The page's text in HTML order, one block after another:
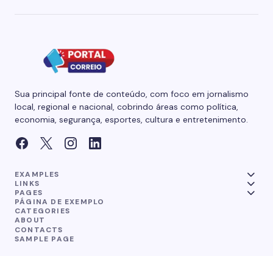
Sua principal fonte de conteúdo, com foco em jornalismo
local, regional e nacional, cobrindo áreas como política,
economia, segurança, esportes, cultura e entretenimento.
EXAMPLES
LINKS
PAGES
PÁGINA DE EXEMPLO
CATEGORIES
ABOUT
CONTACTS
SAMPLE PAGE